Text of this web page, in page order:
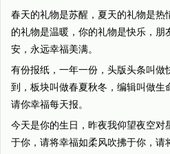
春天的礼物是苏醒，夏天的礼物是热
的礼物是温暖，你的礼物是快乐，朋
安，永远幸福美满。
有份报纸，一年一份，头版头条叫做
到，板块叫做春夏秋冬，编辑叫做生
请你幸福每天报。
今天是你的生日，昨夜我仰望夜空对
于你，请将幸福如柔风吹拂于你，请